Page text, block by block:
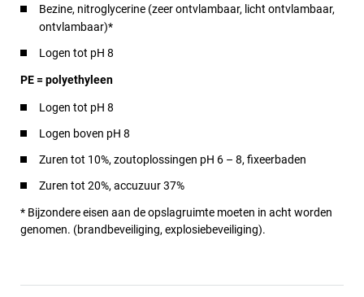
Bezine, nitroglycerine (zeer ontvlambaar, licht ontvlambaar,
ontvlambaar)*
Logen tot pH 8
PE = polyethyleen
Logen tot pH 8
Logen boven pH 8
Zuren tot 10%, zoutoplossingen pH 6 – 8, fixeerbaden
Zuren tot 20%, accuzuur 37%
* Bijzondere eisen aan de opslagruimte moeten in acht worden
genomen. (brandbeveiliging, explosiebeveiliging).